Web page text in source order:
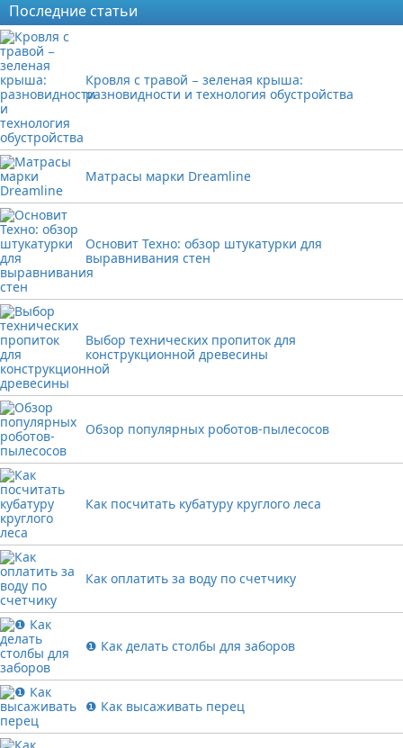
Последние статьи
Кровля с травой − зеленая крыша:
разновидности и технология обустройства
Матрасы марки Dreamline
Основит Техно: обзор штукатурки для
выравнивания стен
Выбор технических пропиток для
конструкционной древесины
Обзор популярных роботов-пылесосов
Как посчитать кубатуру круглого леса
Как оплатить за воду по счетчику
❶ Как делать столбы для заборов
❶ Как высаживать перец